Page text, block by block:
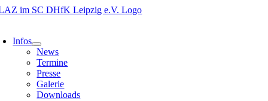
Zum
Infos
News
Termine
Presse
Galerie
Downloads